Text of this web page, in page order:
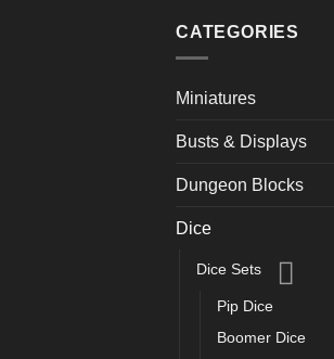
CATEGORIES
Miniatures
Busts & Displays
Dungeon Blocks
Dice
Dice Sets
Pip Dice
Boomer Dice